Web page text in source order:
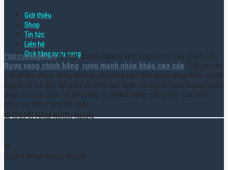
Giới thiệu
Shop
Tin tức
Liên hệ
Quà tặng rượu vang
Hamruoungon.vnlà một doanh nghiệp kinh doanh các sản phẩm về
Rượu vang chính hãng, rượu mạnh nhập khẩu cao cấp . Tất cả các
sản phẩm được đăng tải trên Website này đều được nhập khẩu chính
ngạch và có đầy đủ giấy tờ theo luật định. Chúng tôi luôn mong muốn
được sự lựa chọn và tin tưởng từ khách hàng, cũng như cam kết
phục vụ một cách tốt nhất!
© [2024] HẦM RƯỢU NGON
©
[2024] HẦM RƯỢU NGON